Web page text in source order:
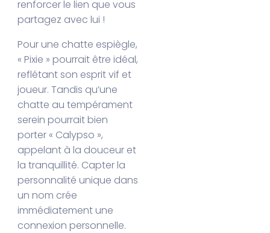
renforcer le lien que vous
partagez avec lui !
Pour une chatte espiègle,
« Pixie » pourrait être idéal,
reflétant son esprit vif et
joueur. Tandis qu’une
chatte au tempérament
serein pourrait bien
porter « Calypso »,
appelant à la douceur et
la tranquillité. Capter la
personnalité unique dans
un nom crée
immédiatement une
connexion personnelle.